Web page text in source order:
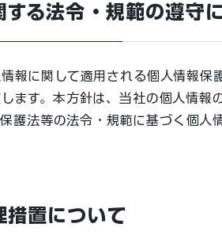
る法令・規範の遵守
報に関して適用される個人情報
ます。本方針は、当社の個人情
護法等の法令・規範に基づく個人
措置について